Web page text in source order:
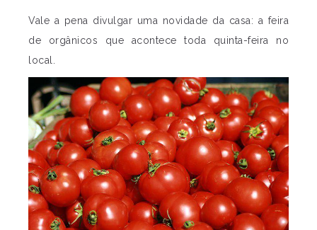
Vale a pena divulgar uma novidade da casa: a feira
de orgânicos que acontece toda quinta-feira no
local.